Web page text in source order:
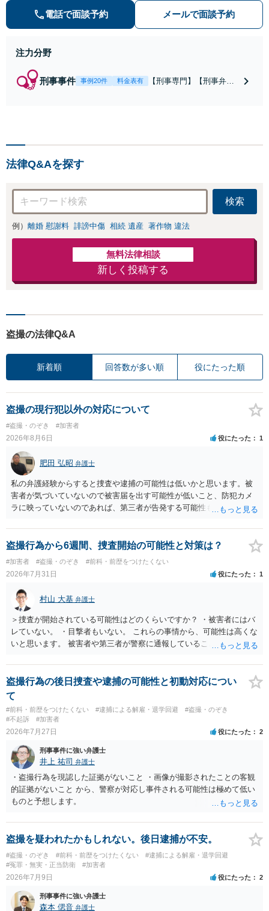
【弁護士泉義孝が相談、刑事弁護を
担当】【逮捕・勾留でお悩みの方は
電話で面談予約 メールで面談予約
注力分野
刑事事件 事例20件 料金表有
【刑事専門】【刑事弁護
非弁護士泉義孝にご相談
法律Q&Aを探す
検索
例） 離婚 慰謝料 誹謗中傷 相続 遺産 著作物 違法
無料法律相談
新しく投稿する
盗撮の法律Q&A
新着順 回答数が多い順 役にたった順
盗撮の現行犯以外の対応について
#盗撮・のぞき #加害者
2026年8月6日 役にたった 1
肥田 弘昭 弁護士
私の弁護経験からすると捜査や逮捕の可能性は低いかと思います。被
害者が気づいていないので被害届を出す可能性が低いこと、防犯カメ
ラに映っていないのであれば、第三者が告発する可能性も低いこと、
座る女性を盗撮(全体像写真1枚と5秒程度の動画)してしまいました。下
着や胸など強調したものではありません。」とありますが、少なくと
も捜査段階では性的姿態等撮影罪の被疑事実で逮捕勾留されるケース
が私の弁護経験では多くなった印象です（最終的には不起訴ないし各
都道府県の迷惑防止条例違反になることもあります）。2度としないこ
とをお勧めいたします。ご参考にしてください。
盗撮行為から6週間、捜査開始の可能性と対策は？
#加害者 #盗撮・のぞき #前科・前歴をつけたくない
2026年7月31日 役にたった 1
村山 大基 弁護士
＞捜査が開始されている可能性はどのくらいですか？ ・被害者にはバ
レていない。 ・目撃者もいない。 これらの事情から、可能性は高くな
いと思います。 被害者や第三者が警察に通報していることは考えにく
からです。 保護観察期間中とのことですので、 必要なら医師の診察を
受けるなども検討なさると良いと思います。
盗撮行為の後日捜査や逮捕の可能性と初動対応につい
て
#前科・前歴をつけたくない #逮捕による解雇・退学回避
#盗撮・のぞき
#不起訴
#加害者
2026年7月27日 役にたった 2
刑事事件に強い弁護士
井上 祐司 弁護士
・盗撮行為を現認した証拠がないこと ・画像が撮影されたことの客観
的証拠がないこと から、警察が対応し事件される可能性は極めて低い
ものと予想します。
盗撮を疑われたかもしれない。後日逮捕が不安。
#盗撮・のぞき #前科・前歴をつけたくない
#逮捕による解雇・退学回避
#冤罪・無実・正当防衛
#加害者
2026年7月9日 役にたった 2
刑事事件に強い弁護士
森本 偲音 弁護士